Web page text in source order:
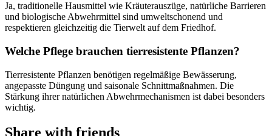
Ja, traditionelle Hausmittel wie Kräuterauszüge, natürliche Barrieren
und biologische Abwehrmittel sind umweltschonend und
respektieren gleichzeitig die Tierwelt auf dem Friedhof.
Welche Pflege brauchen tierresistente Pflanzen?
Tierresistente Pflanzen benötigen regelmäßige Bewässerung,
angepasste Düngung und saisonale Schnittmaßnahmen. Die
Stärkung ihrer natürlichen Abwehrmechanismen ist dabei besonders
wichtig.
Share with friends